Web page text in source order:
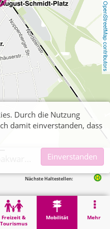
OpenStreetMap contributors
Freizeit &
Tourismus
Mobilität Mehr
Nächste Haltestellen: Merkstein
Tabakwaren, Zeitschriften
Durch die Nutzung
damit einverstanden, dass
Einverstanden